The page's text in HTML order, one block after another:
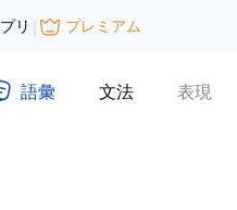
リ | プレミアム
語彙 文法 表現